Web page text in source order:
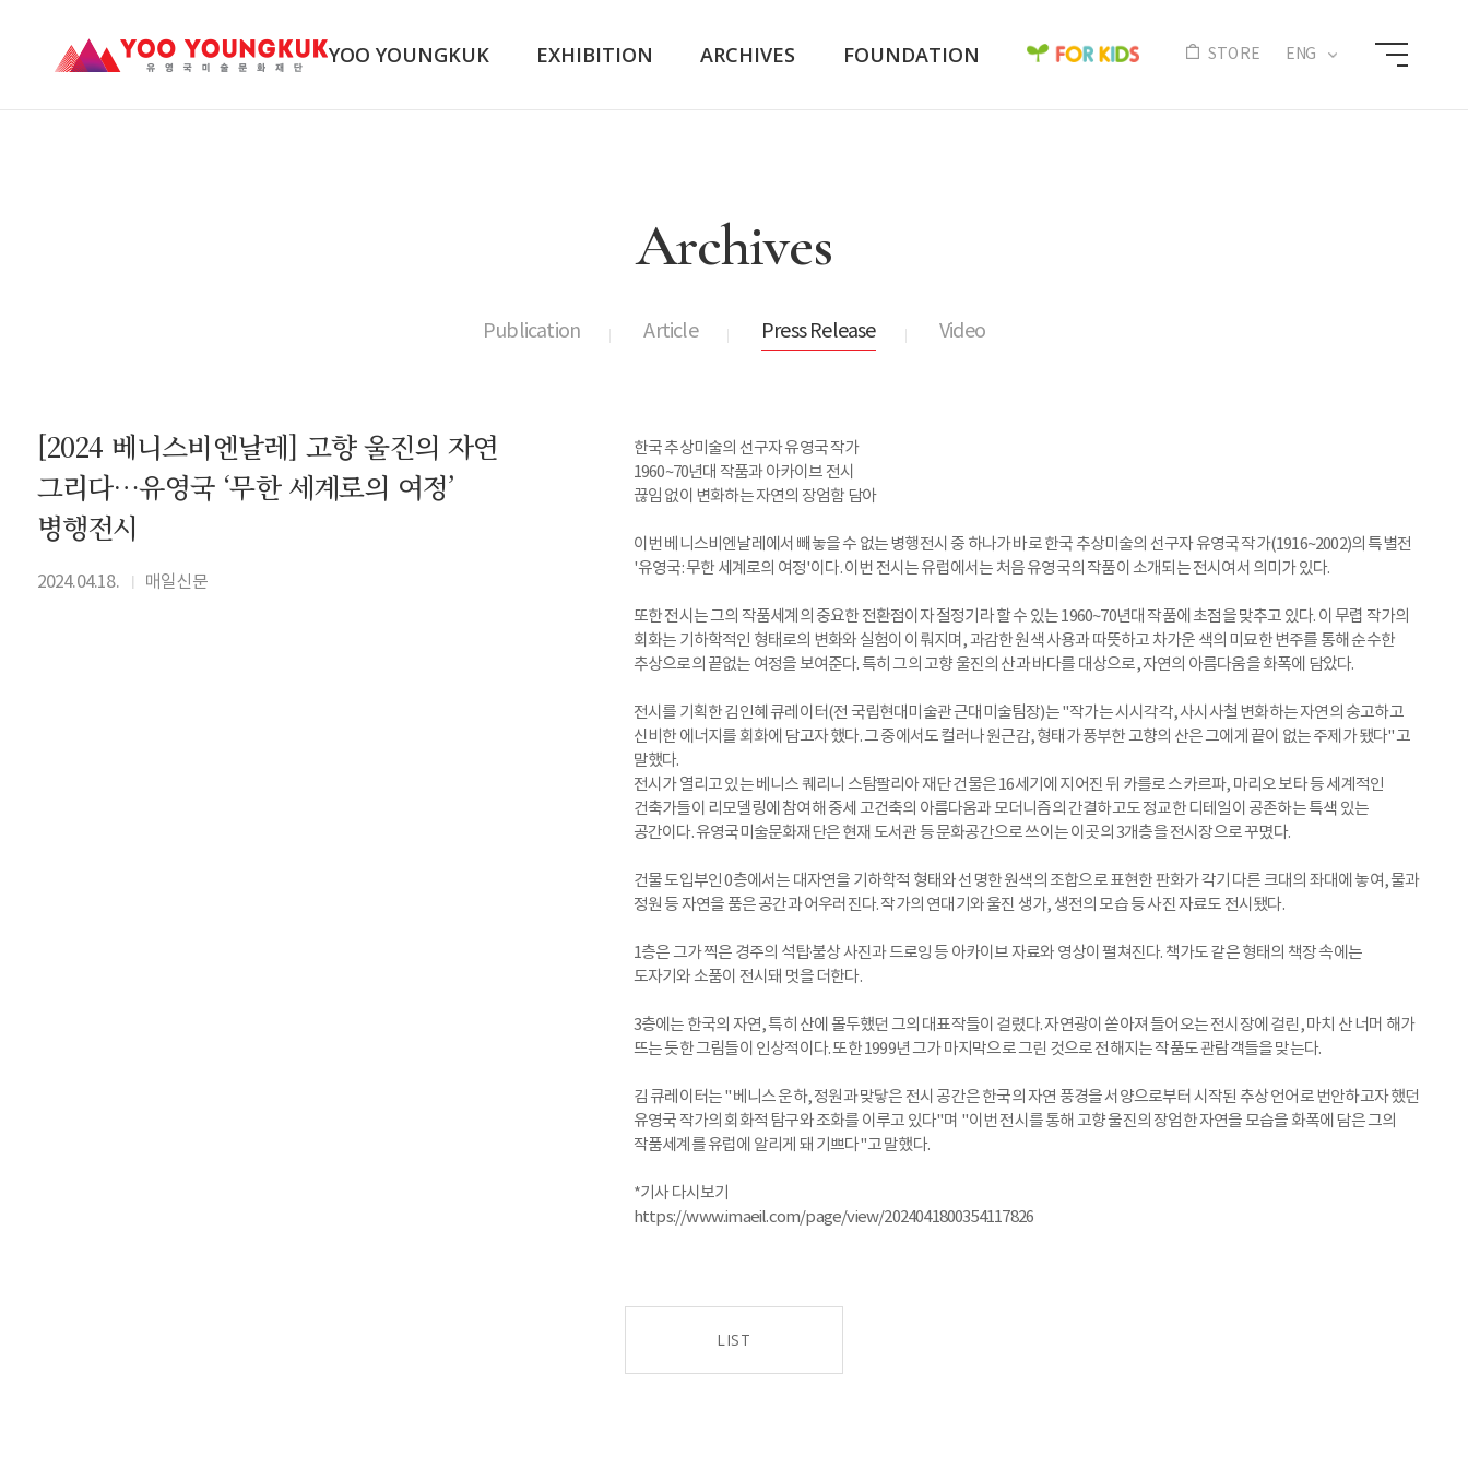
YOO YOUNGKUK EXHIBITION ARCHIVES FOUNDATION STORE ENG
Archives
Publication Article Press Release Video
[2024 베니스비엔날레] 고향 울진의 자연
그리다…유영국 ‘무한 세계로의 여정’
병행전시
2024.04.18. 매일신문
한국 추상미술의 선구자 유영국 작가
1960~70년대 작품과 아카이브 전시
끊임 없이 변화하는 자연의 장엄함 담아
이번 베니스비엔날레에서 빼놓을 수 없는 병행전시 중 하나가 바로 한국 추상미술의 선구자 유영국 작가(1916~2002)의 특별전
'유영국: 무한 세계로의 여정'이다. 이번 전시는 유럽에서는 처음 유영국의 작품이 소개되는 전시여서 의미가 있다.
또한 전시는 그의 작품세계의 중요한 전환점이자 절정기라 할 수 있는 1960~70년대 작품에 초점을 맞추고 있다. 이 무렵 작가의
회화는 기하학적인 형태로의 변화와 실험이 이뤄지며, 과감한 원색 사용과 따뜻하고 차가운 색의 미묘한 변주를 통해 순수한
추상으로의 끝없는 여정을 보여준다. 특히 그의 고향 울진의 산과 바다를 대상으로, 자연의 아름다움을 화폭에 담았다.
전시를 기획한 김인혜 큐레이터(전 국립현대미술관 근대미술팀장)는 "작가는 시시각각, 사시사철 변화하는 자연의 숭고하고
신비한 에너지를 회화에 담고자 했다. 그 중에서도 컬러나 원근감, 형태가 풍부한 고향의 산은 그에게 끝이 없는 주제가 됐다"고
말했다.
전시가 열리고 있는 베니스 퀘리니 스탐팔리아 재단 건물은 16세기에 지어진 뒤 카를로 스카르파, 마리오 보타 등 세계적인
건축가들이 리모델링에 참여해 중세 고건축의 아름다움과 모더니즘의 간결하고도 정교한 디테일이 공존하는 특색 있는
공간이다. 유영국미술문화재단은 현재 도서관 등 문화공간으로 쓰이는 이곳의 3개층을 전시장으로 꾸몄다.
건물 도입부인 0층에서는 대자연을 기하학적 형태와 선명한 원색의 조합으로 표현한 판화가 각기 다른 크대의 좌대에 놓여, 물과
정원 등 자연을 품은 공간과 어우러진다. 작가의 연대기와 울진 생가, 생전의 모습 등 사진 자료도 전시됐다.
1층은 그가 찍은 경주의 석탑·불상 사진과 드로잉 등 아카이브 자료와 영상이 펼쳐진다. 책가도 같은 형태의 책장 속에는
도자기와 소품이 전시돼 멋을 더한다.
3층에는 한국의 자연, 특히 산에 몰두했던 그의 대표작들이 걸렸다. 자연광이 쏟아져 들어오는 전시장에 걸린, 마치 산 너머 해가
뜨는 듯한 그림들이 인상적이다. 또한 1999년 그가 마지막으로 그린 것으로 전해지는 작품도 관람객들을 맞는다.
김 큐레이터는 "베니스 운하, 정원과 맞닿은 전시 공간은 한국의 자연 풍경을 서양으로부터 시작된 추상 언어로 번안하고자 했던
유영국 작가의 회화적 탐구와 조화를 이루고 있다"며 "이번 전시를 통해 고향 울진의 장엄한 자연을 모습을 화폭에 담은 그의
작품세계를 유럽에 알리게 돼 기쁘다"고 말했다.
*기사 다시보기
https://www.imaeil.com/page/view/2024041800354117826
LIST